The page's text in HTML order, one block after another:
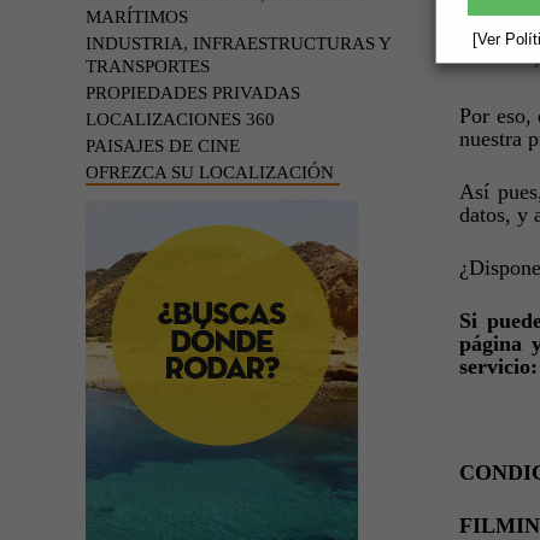
[Ver
MARÍTIMOS
INDUSTRIA, INFRAESTRUCTURAS Y
TRANSPORTES
PROPIEDADES PRIVADAS
LOCALIZACIONES 360
PAISAJES DE CINE
OFREZCA SU LOCALIZACIÓN
Desde
con
Por eso,
nuestra
Así
datos, y
Si
página
servicio: